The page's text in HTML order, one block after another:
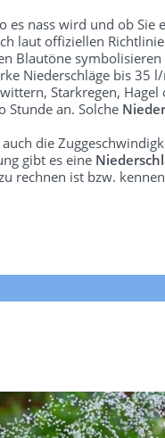
es nass wird und ob
laut offiziellen
Blautöne
Niederschläge bis 35
Starkregen,
Stunde an. Solche
die
gibt es eine
rechnen ist bzw.